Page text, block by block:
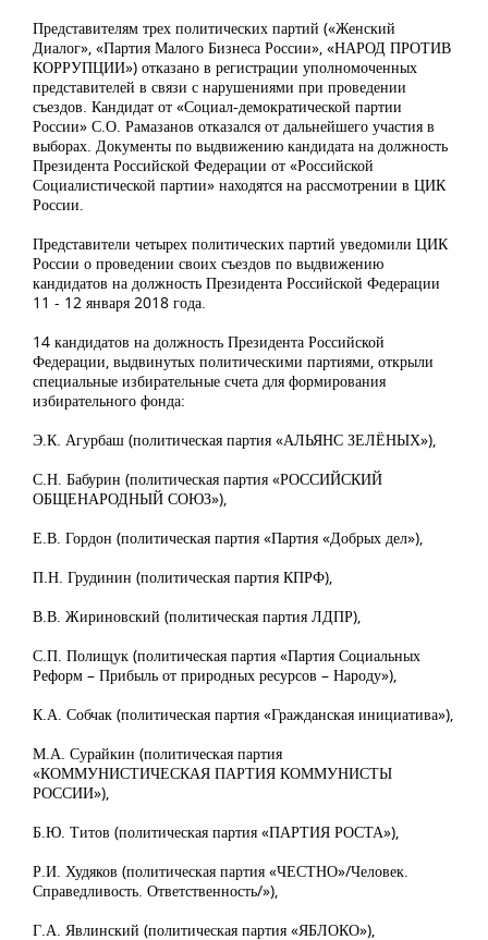
Представителям трех политических партий («Женский
Диалог», «Партия Малого Бизнеса России», «НАРОД ПРОТИВ
КОРРУПЦИИ») отказано в регистрации уполномоченных
представителей в связи с нарушениями при проведении
съездов. Кандидат от «Социал-демократической партии
России» С.О. Рамазанов отказался от дальнейшего участия в
выборах. Документы по выдвижению кандидата на должность
Президента Российской Федерации от «Российской
Социалистической партии» находятся на рассмотрении в ЦИК
России.
Представители четырех политических партий уведомили ЦИК
России о проведении своих съездов по выдвижению
кандидатов на должность Президента Российской Федерации
11 - 12 января 2018 года.
14 кандидатов на должность Президента Российской
Федерации, выдвинутых политическими партиями, открыли
специальные избирательные счета для формирования
избирательного фонда:
Э.К. Агурбаш (политическая партия «АЛЬЯНС ЗЕЛЁНЫХ»),
С.Н. Бабурин (политическая партия «РОССИЙСКИЙ
ОБЩЕНАРОДНЫЙ СОЮЗ»),
Е.В. Гордон (политическая партия «Партия «Добрых дел»),
П.Н. Грудинин (политическая партия КПРФ),
В.В. Жириновский (политическая партия ЛДПР),
С.П. Полищук (политическая партия «Партия Социальных
Реформ – Прибыль от природных ресурсов – Народу»),
К.А. Собчак (политическая партия «Гражданская инициатива»),
М.А. Сурайкин (политическая партия
«КОММУНИСТИЧЕСКАЯ ПАРТИЯ КОММУНИСТЫ
РОССИИ»),
Б.Ю. Титов (политическая партия «ПАРТИЯ РОСТА»),
Р.И. Худяков (политическая партия «ЧЕСТНО»/Человек.
Справедливость. Ответственность/»),
Г.А. Явлинский (политическая партия «ЯБЛОКО»),